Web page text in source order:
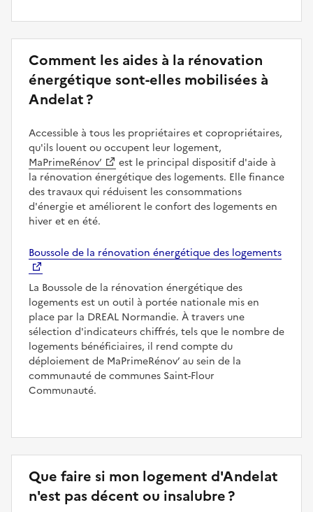
Comment les aides à la rénovation
énergétique sont-elles mobilisées à
Andelat ?
Accessible à tous les propriétaires et copropriétaires,
qu'ils louent ou occupent leur logement,
MaPrimeRénov’
est le principal dispositif d'aide à
la rénovation énergétique des logements. Elle finance
des travaux qui réduisent les consommations
d'énergie et améliorent le confort des logements en
hiver et en été.
Boussole de la rénovation énergétique des logements
La Boussole de la rénovation énergétique des
logements est un outil à portée nationale mis en
place par la DREAL Normandie. À travers une
sélection d'indicateurs chiffrés, tels que le nombre de
logements bénéficiaires, il rend compte du
déploiement de MaPrimeRénov’ au sein de la
communauté de communes Saint-Flour
Communauté.
Que faire si mon logement d'Andelat
n'est pas décent ou insalubre ?